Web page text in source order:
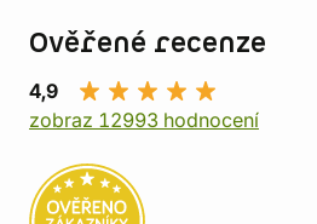
Ověřené recenze
4,9
zobraz 12993 hodnocení